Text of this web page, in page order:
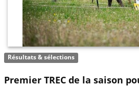
Résultats & sélections
Premier TREC de la saison